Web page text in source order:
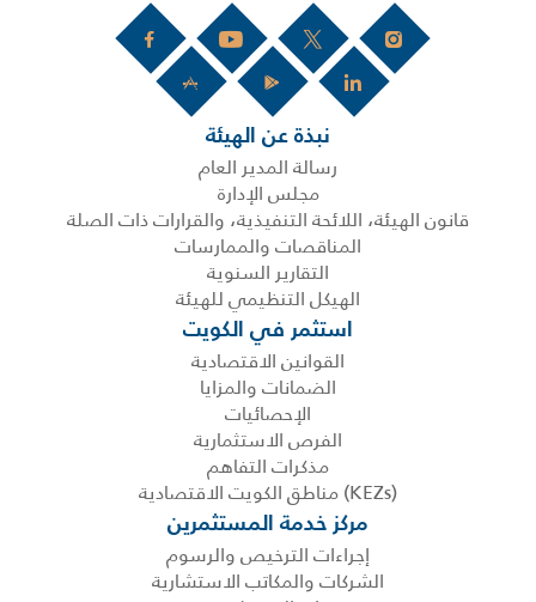
نبذة عن الهيئة
رسالة المدير العام
مجلس الإدارة
قانون الهيئة، اللائحة التنفيذية، والقرارات ذات الصلة
المناقصات والممارسات
التقارير السنوية
الهيكل التنظيمي للهيئة
استثمر في الكويت
القوانين الاقتصادية
الضمانات والمزايا
الإحصائيات
الفرص الاستثمارية
مذكرات التفاهم
(KEZs) مناطق الكويت الاقتصادية
مركز خدمة المستثمرين
إجراءات الترخيص والرسوم
الشركات والمكاتب الاستشارية